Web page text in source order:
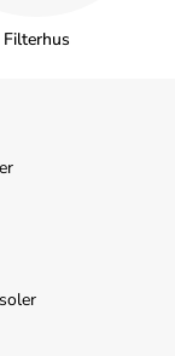
Filterhus